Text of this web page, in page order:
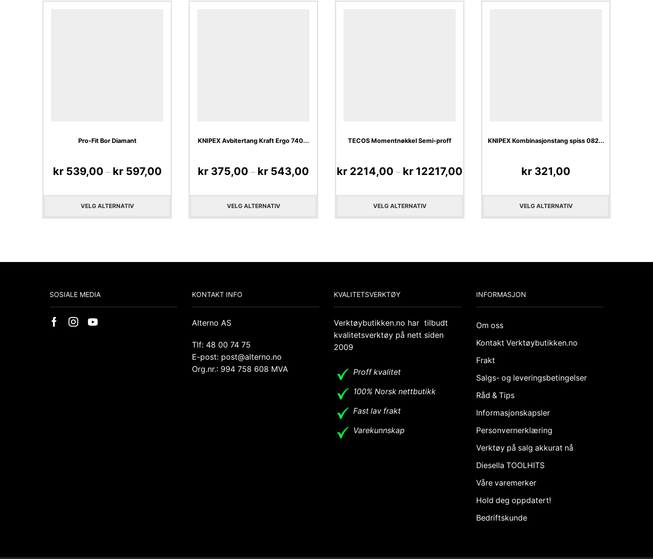
Pro-Fit Bor Diamant
kr539,00 – kr597,00
VELG ALTERNATIV
KNIPEX Avbitertang Kraft Ergo 740...
kr 375,00 – kr 543,00
VELG ALTERNATIV
TECOS Momentnøkkel Semi-proff
kr 2214,00 – kr 12217,00
VELG ALTERNATIV
KNIPEX Kombinasjonstang spiss 082...
kr 321,00
VELG ALTERNATIV
SOSIALE MEDIA KONTAKT INFO
Alterno AS
Tlf: 48 00 74 75
E-post: post@alterno.no
Org.nr.: 994 758 608 MVA
KVALITETSVERKTØY
Verktøybutikken.no har tilbudt
kvalitetsverktøy på nett siden
2009
Proff kvalitet
100% Norsk nettbutikk
Fast lav frakt
Varekunnskap
INFORMASJON
Om oss
Kontakt Verktøybutikken.no
Frakt
Salgs- og leveringsbetingelser
Råd & Tips
Informasjonskapsler
Personvernerklæring
Verktøy på salg akkurat nå
Diesella TOOLHITS
Våre varemerker
Hold deg oppdatert!
Bedriftskunde